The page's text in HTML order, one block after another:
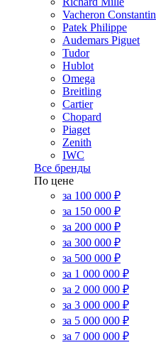
Vacheron Constantin
Patek Philippe
Audemars Piguet
Tudor
Hublot
Omega
Breitling
Cartier
Chopard
Piaget
Zenith
IWC
Все бренды
По цене
за 100 000 ₽
за 150 000 ₽
за 200 000 ₽
за 300 000 ₽
за 500 000 ₽
за 1 000 000 ₽
за 2 000 000 ₽
за 3 000 000 ₽
за 5 000 000 ₽
за 7 000 000 ₽